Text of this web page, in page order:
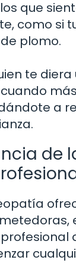
que
como si
plomo.
te diera
a
de